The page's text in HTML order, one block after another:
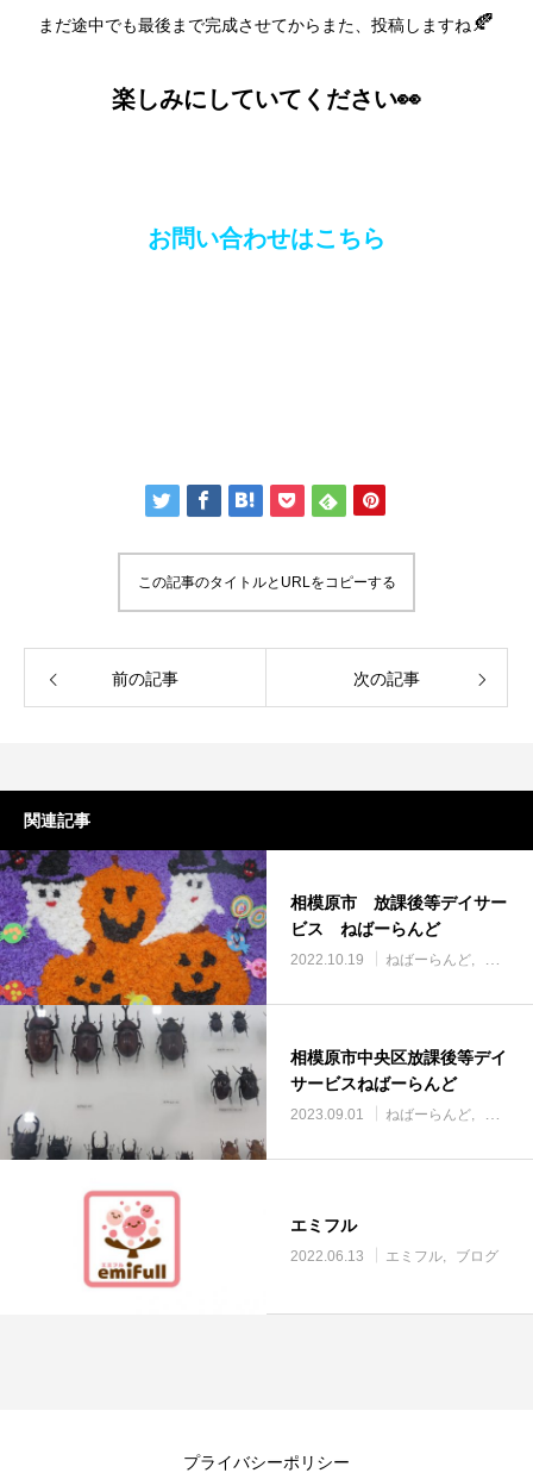
まだ途中でも最後まで完成させてからまた、投稿しますね🍂
楽しみにしていてください👀
お問い合わせはこちら
この記事のタイトルとURLをコピーする
前の記事 次の記事
関連記事
相模原市 放課後等デイサー
ビス ねばーらんど
2022.10.19 ねばーらんど
相模原市中央区放課後等デイ
サービスねばーらんど
2023.09.01 ねばーらんど
エミフル
2022.06.13 エミフル ブログ
プライバシーポリシー